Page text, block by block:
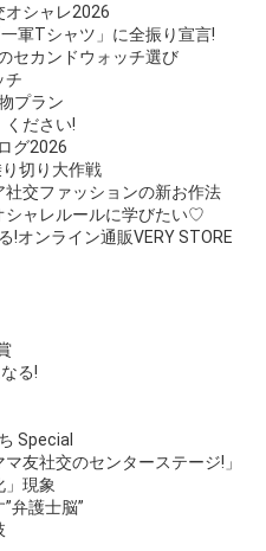
オシャレ2026
軍Tシャツ」に全振り宣言!
セカンドウォッチ選び
チ
プラン
ください!
グ2026
切り大作戦
交ファッションの新お作法
シャレルールに学びたい♡
!オンライン通販VERY STORE
る!
Special
友社交のセンターステージ!」
」現象
弁護士脳”